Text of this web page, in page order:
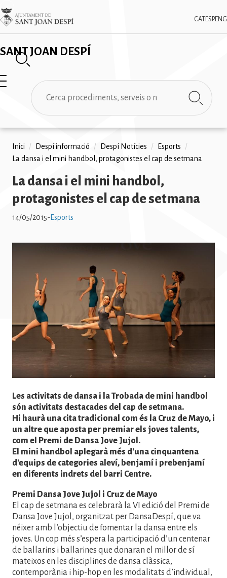
Vés
al
contingut
SANT JOAN DESPÍ
CAT ESPENG
Imatge
✕
Cerca
Fil
d'ariadna
Inici / Despí informació / Despí Notícies / Esports
/
La dansa i el mini handbol, protagonistes el cap de setmana
La dansa i el mini handbol,
protagonistes el cap de setmana
14/05/2015- Esports
Les activitats de dansa i la Trobada de mini handbol
són activitats destacades del cap de setmana.
Hi haurà una cita tradicional com és la Cruz de Mayo, i
un altre que aposta per premiar els joves talents,
com el Premi de Dansa Jove Jujol.
El mini handbol aplegarà més d'una cinquantena
d'equips de categories aleví, benjamí i prebenjamí
en diferents indrets del barri Centre.
Premi Dansa Jove Jujol i Cruz de Mayo
El cap de setmana es celebrarà la VI edició del Premi de
Dansa Jove Jujol, organitzat per DansaDespí, que va
néixer amb l’objectiu de fomentar la dansa entre els
joves. Un cop més s’espera la participació d’un centenar
de ballarins i ballarines que donaran el millor de sí
mateixos en les disciplines de dansa clàssica,
contemporània i hip-hop en les modalitats d’individual,